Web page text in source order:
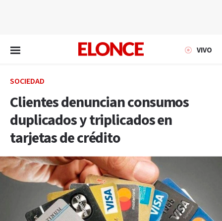
VIVO
SOCIEDAD
Clientes denuncian consumos
duplicados y triplicados en
tarjetas de crédito